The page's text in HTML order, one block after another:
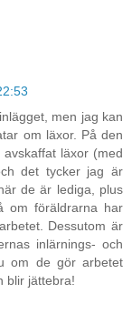
men jag kan
om läxor. På den
läxor (med
det tycker jag är
de är lediga, plus
om föräldrarna har
Dessutom är
inlärnings- och
om de gör arbetet
blir jättebra!